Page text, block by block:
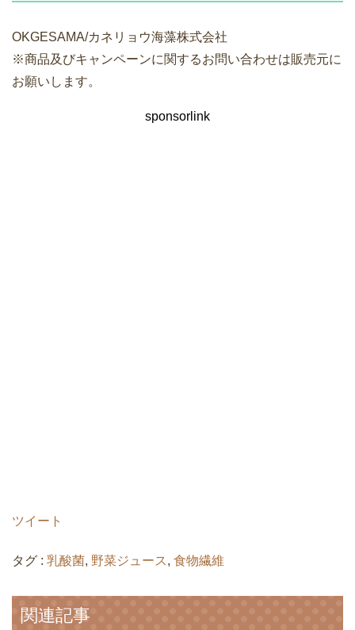
OKGESAMA/カネリョウ海藻株式会社
※商品及びキャンペーンに関するお問い合わせは販売元に
お願いします。
sponsorlink
ツイート
タグ : 乳酸菌, 野菜ジュース , 食物繊維
関連記事